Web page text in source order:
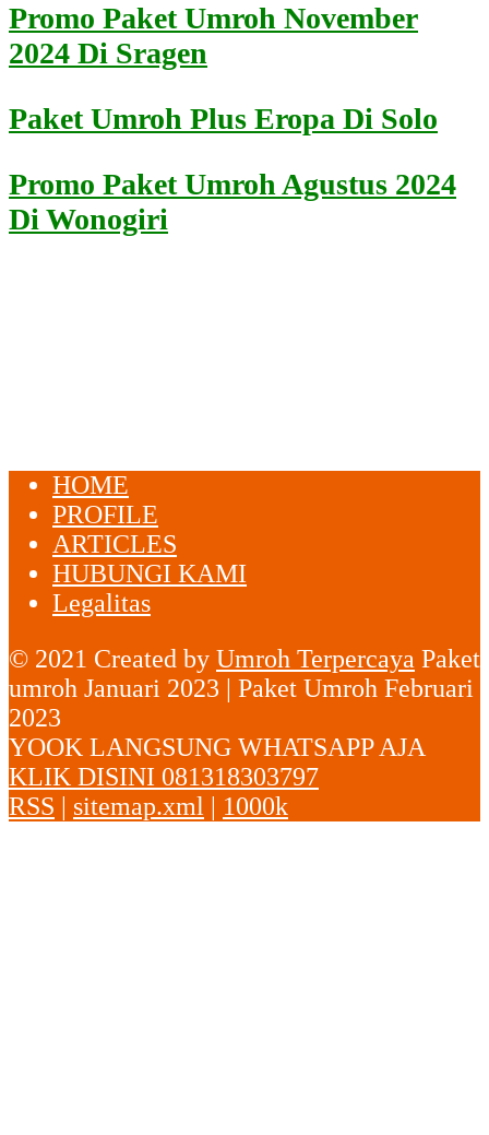
Promo Paket Umroh November
2024 Di Sragen
Paket Umroh Plus Eropa Di Solo
Promo Paket Umroh Agustus 2024
Di Wonogiri
HOME
PROFILE
ARTICLES
HUBUNGI KAMI
Legalitas
© 2021 Created by Umroh Terpercaya Paket
umroh Januari 2023 | Paket Umroh Februari
2023
YOOK LANGSUNG WHATSAPP AJA
KLIK DISINI 081318303797
RSS
sitemap.xml 1000k